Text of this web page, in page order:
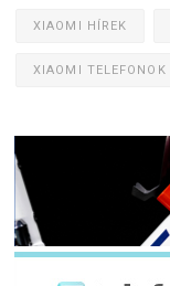
XIAOMI HÍREK
XIAOMI TELEFONOK